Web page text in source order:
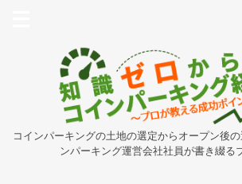
コインパーキングの土地の選定からオープン後
ンパーキング運営会社社員が書き綴る